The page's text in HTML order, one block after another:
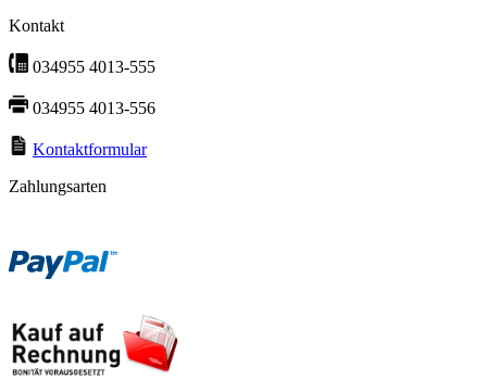
Kontakt
034955 4013-555
034955 4013-556
Kontaktformular
Zahlungsarten